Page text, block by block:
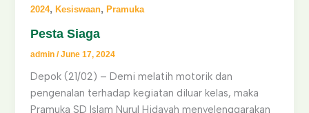
2024,Kesiswaan,Pramuka
Pesta Siaga
admin/June 17, 2024
Depok (21/02) – Demi melatih motorik dan
pengenalan terhadap kegiatan diluar kelas, maka
Pramuka SD Islam Nurul Hidayah menyelenggarakan